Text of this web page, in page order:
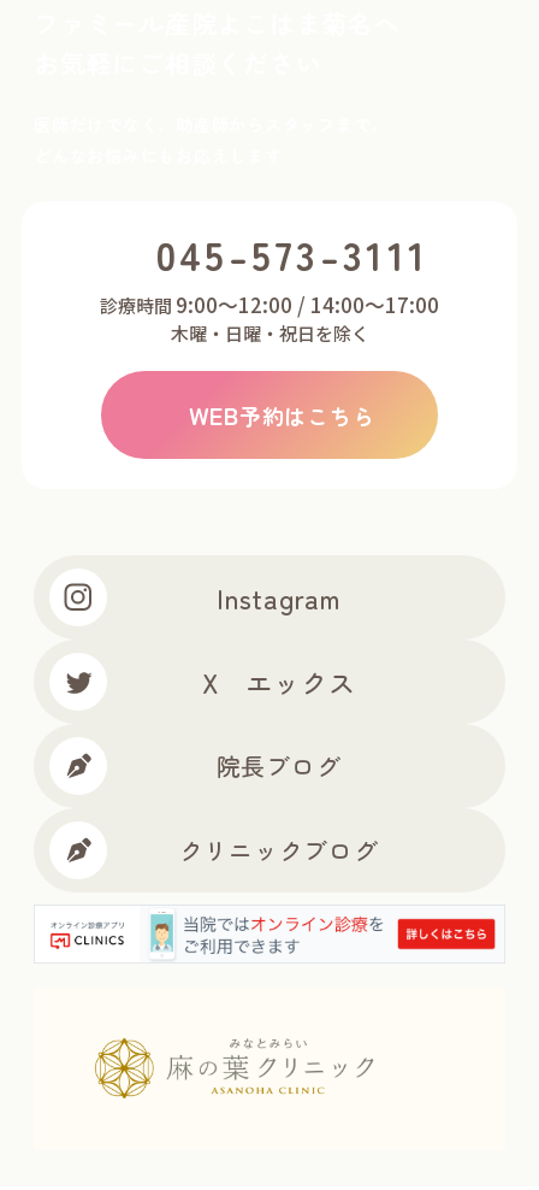
045-573-3111
診療時間 9:00～12:00 / 14:00～17:00
木曜・日曜・祝日を除く
WEB予約はこちら
Instagram
X エックス
院長ブログ
クリニックブログ